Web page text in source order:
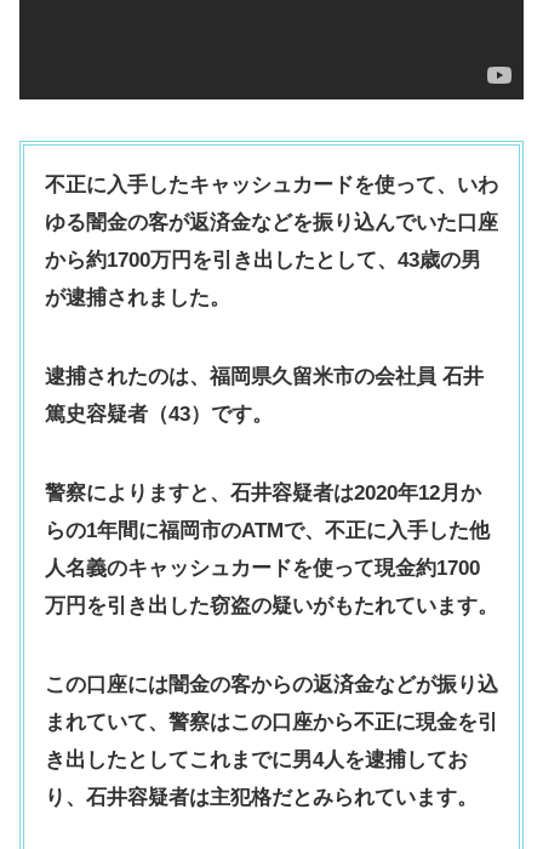
不正に入手したキャッシュカードを使って、いわ
ゆる闇金の客が返済金などを振り込んでいた口座
から約1700万円を引き出したとして、43歳の男
が逮捕されました。
逮捕されたのは、福岡県久留米市の会社員 石井
篤史容疑者（43）です。
警察によりますと、石井容疑者は2020年12月か
らの1年間に福岡市のATMで、不正に入手した他
人名義のキャッシュカードを使って現金約1700
万円を引き出した窃盗の疑いがもたれています。
この口座には闇金の客からの返済金などが振り込
まれていて、警察はこの口座から不正に現金を引
き出したとしてこれまでに男4人を逮捕してお
り、石井容疑者は主犯格だとみられています。